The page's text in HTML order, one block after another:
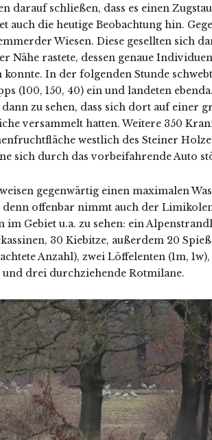
darauf schließen, dass es einen
auch die heutige Beobachtung hin.
Wiesen. Diese gesellten sich
Nähe rastete, dessen genaue
konnte. In der folgenden Stunde
(100, 150, 40) ein und landeten
zu sehen, dass sich dort auf einer
versammelt hatten. Weitere 350
westlich des Steiner
sich durch das vorbeifahrende Auto
gegenwärtig einen maximalen
offenbar nimmt auch der
im Gebiet u.a. zu sehen: ein
30 Kiebitze, außerdem 20
Anzahl), zwei Löffelenten (1m,
drei durchziehende Rotmilane.